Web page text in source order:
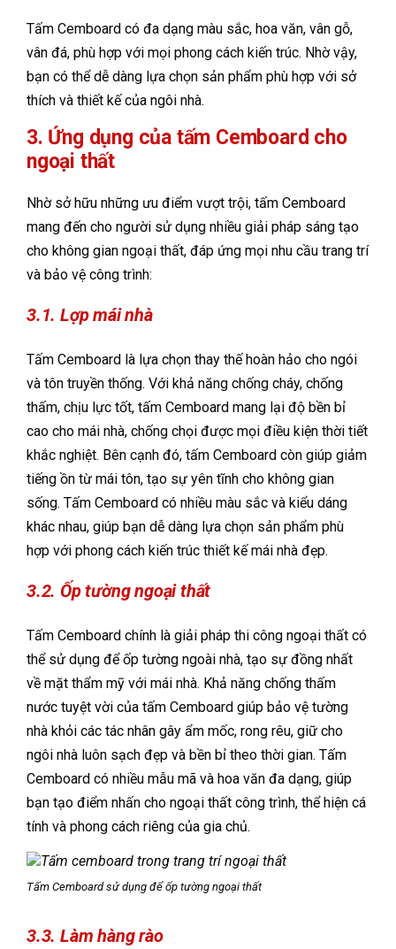
Tấm Cemboard có đa dạng màu sắc, hoa văn, vân gỗ,
vân đá, phù hợp với mọi phong cách kiến trúc. Nhờ vậy,
bạn có thể dễ dàng lựa chọn sản phẩm phù hợp với sở
thích và thiết kế của ngôi nhà.
3. Ứng dụng của tấm Cemboard cho
ngoại thất
Nhờ sở hữu những ưu điểm vượt trội, tấm Cemboard
mang đến cho người sử dụng nhiều giải pháp sáng tạo
cho không gian ngoại thất, đáp ứng mọi nhu cầu trang trí
và bảo vệ công trình:
3.1. Lợp mái nhà
Tấm Cemboard là lựa chọn thay thế hoàn hảo cho ngói
và tôn truyền thống. Với khả năng chống cháy, chống
thấm, chịu lực tốt, tấm Cemboard mang lại độ bền bỉ
cao cho mái nhà, chống chọi được mọi điều kiện thời tiết
khắc nghiệt. Bên cạnh đó, tấm Cemboard còn giúp giảm
tiếng ồn từ mái tôn, tạo sự yên tĩnh cho không gian
sống. Tấm Cemboard có nhiều màu sắc và kiểu dáng
khác nhau, giúp bạn dễ dàng lựa chọn sản phẩm phù
hợp với phong cách kiến trúc thiết kế mái nhà đẹp.
3.2. Ốp tường ngoại thất
Tấm Cemboard chính là giải pháp thi công ngoại thất có
thể sử dụng để ốp tường ngoài nhà, tạo sự đồng nhất
về mặt thẩm mỹ với mái nhà. Khả năng chống thấm
nước tuyệt vời của tấm Cemboard giúp bảo vệ tường
nhà khỏi các tác nhân gây ẩm mốc, rong rêu, giữ cho
ngôi nhà luôn sạch đẹp và bền bỉ theo thời gian. Tấm
Cemboard có nhiều mẫu mã và hoa văn đa dạng, giúp
bạn tạo điểm nhấn cho ngoại thất công trình, thể hiện cá
tính và phong cách riêng của gia chủ.
Tấm Cemboard sử dụng để ốp tường ngoại thất
3.3. Làm hàng rào